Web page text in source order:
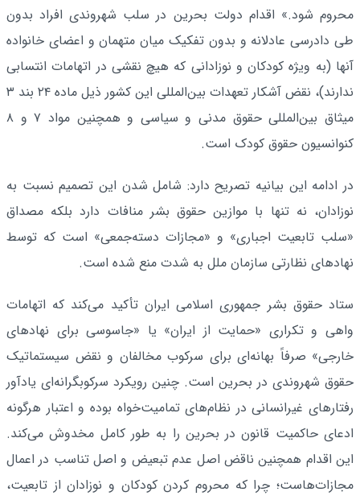
محروم شود.» اقدام دولت بحرین در سلب شهروندی افراد بدون
طی دادرسی عادلانه و بدون تفکیک میان متهمان و اعضای خانواده
آنها (به ویژه کودکان و نوزادانی که هیچ نقشی در اتهامات انتسابی
ندارند)، نقض آشکار تعهدات بین‌المللی این کشور ذیل ماده ۲۴ بند ۳
میثاق بین‌المللی حقوق مدنی و سیاسی و همچنین مواد ۷ و ۸
کنوانسیون حقوق کودک است.
در ادامه این بیانیه تصریح دارد: شامل شدن این تصمیم نسبت به
نوزادان، نه تنها با موازین حقوق بشر منافات دارد بلکه مصداق
«سلب تابعیت اجباری» و «مجازات دسته‌جمعی» است که توسط
نهادهای نظارتی سازمان ملل به شدت منع شده است.
ستاد حقوق بشر جمهوری اسلامی ایران تأکید می‌کند که اتهامات
واهی و تکراری «حمایت از ایران» یا «جاسوسی برای نهادهای
خارجی» صرفاً بهانه‌ای برای سرکوب مخالفان و نقض سیستماتیک
حقوق شهروندی در بحرین است. چنین رویکرد سرکوبگرانه‌ای یادآور
رفتارهای غیرانسانی در نظام‌های تمامیت‌خواه بوده و اعتبار هرگونه
ادعای حاکمیت قانون در بحرین را به طور کامل مخدوش می‌کند.
این اقدام همچنین ناقض اصل عدم تبعیض و اصل تناسب در اعمال
مجازات‌هاست؛ چرا که محروم کردن کودکان و نوزادان از تابعیت،